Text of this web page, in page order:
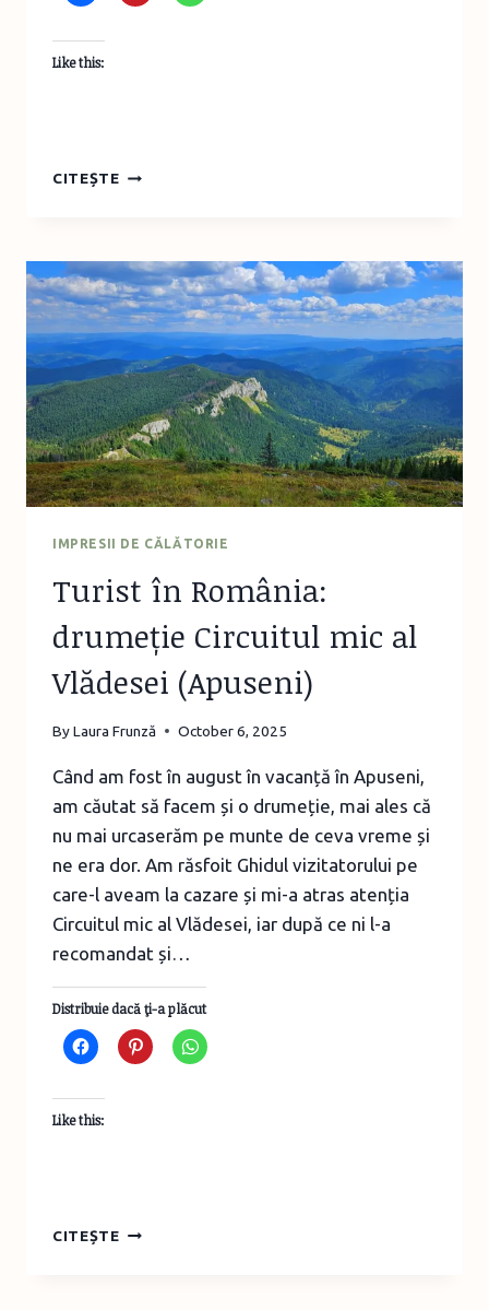
Like this:
CITEȘTETURIST
ÎN
MĂCIN,
TRASEU
VF
ȚUȚUIATU
IMPRESII DE CĂLĂTORIE
Turist în România:
drumeție Circuitul mic al
Vlădesei (Apuseni)
ByLaura Frunză October 6, 2025
Când am fost în august în vacanță în Apuseni,
am căutat să facem și o drumeție, mai ales că
nu mai urcaserăm pe munte de ceva vreme și
ne era dor. Am răsfoit Ghidul vizitatorului pe
care-l aveam la cazare și mi-a atras atenția
Circuitul mic al Vlădesei, iar după ce ni l-a
recomandat și…
Distribuie dacă ţi-a plăcut
Like this:
CITEȘTETURIST